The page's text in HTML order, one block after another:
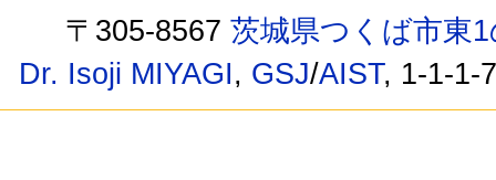
〒305-8567茨城県つくば市東
Dr. Isoji MIYAGI, GSJ/AIST, 1-1-1-